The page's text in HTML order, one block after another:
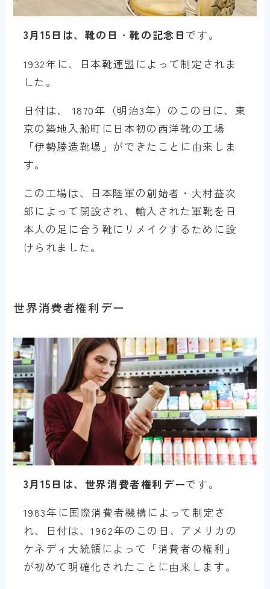
3月15日は、靴の日 ・靴の記念日 です。
1932年に、日本靴連盟によって制定されま
した。
日付は、 1870年（明治3年）のこの日に、東
京の築地入船町に日本初の西洋靴の工場
「伊勢勝造靴場」ができたことに由来しま
す。
この工場は、日本陸軍の創始者・大村益次
郎によって開設され、輸入された軍靴を日
本人の足に合う靴にリメイクするために設
けられました。
世界消費者権利デー
3月15日は、世界消費者権利デーです。
1983年に国際消費者機構によって制定さ
れ、日付は、1962年のこの日、アメリカの
ケネディ大統領によって「消費者の権利」
が初めて明確化されたことに由来します。